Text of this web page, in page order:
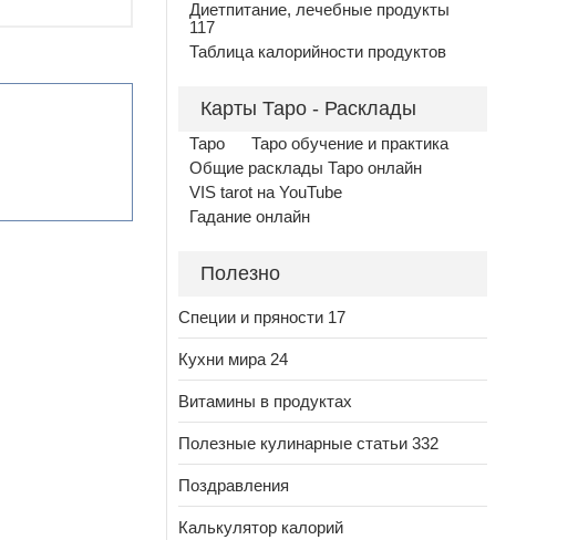
Диетпитание, лечебные продукты
117
Таблица калорийности продуктов
Карты Таро - Расклады
Таро
Таро обучение и практика
Общие расклады Таро онлайн
VIS tarot на YouTube
Гадание онлайн
Полезно
Специи и пряности 17
Кухни мира 24
Витамины в продуктах
Полезные кулинарные статьи 332
Поздравления
Калькулятор калорий